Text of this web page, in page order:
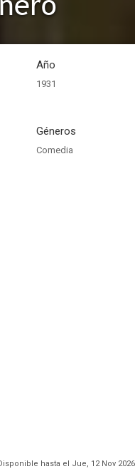
Año
1931
Géneros
Comedia
hasta el Jue, 12 Nov